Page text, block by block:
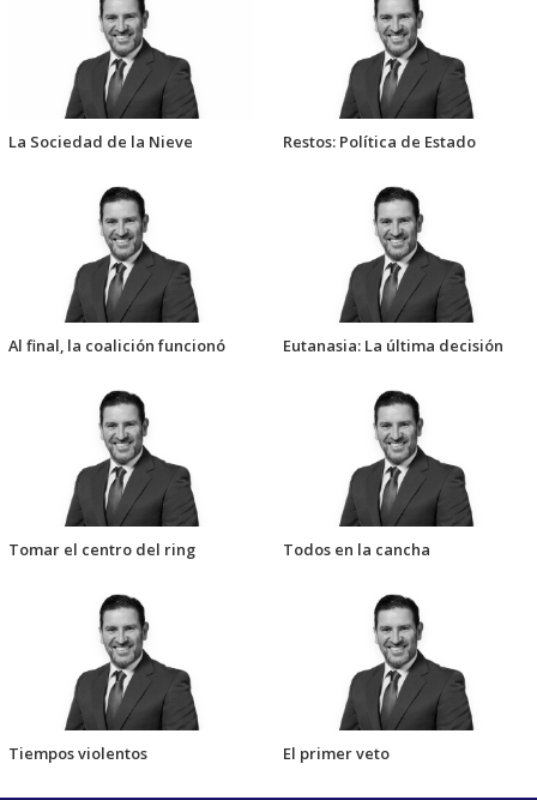
La Sociedad de la Nieve Restos: Política de Estado
Al final, la coalición funcionó Eutanasia: La última decisión
Tomar el centro del ring Todos en la cancha
Tiempos violentos El primer veto